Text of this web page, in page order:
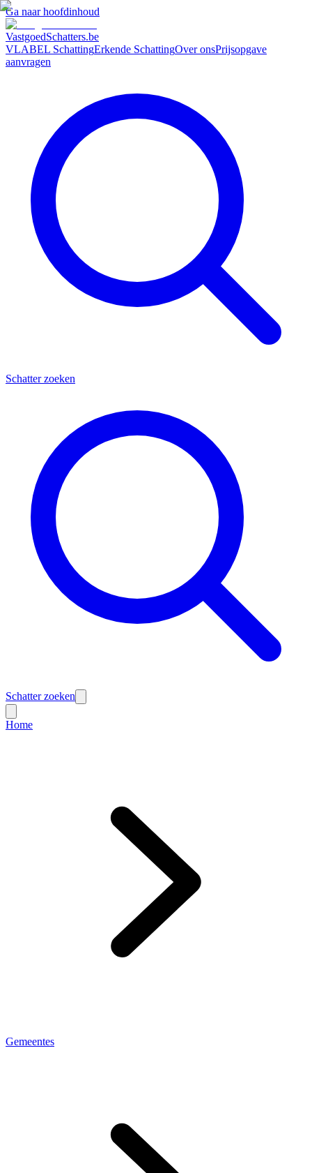
Ga naar hoofdinhoud
VastgoedSchatters.be
VLABEL SchattingErkende SchattingOver onsPrijsopgave
aanvragen
Schatter zoeken
Schatter zoeken
Home
Gemeentes